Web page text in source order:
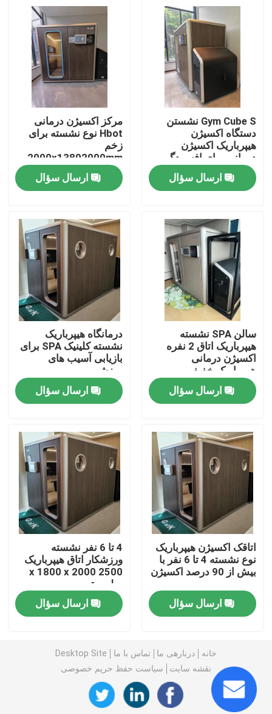
صفحه اصلی
محصولات
فیلم های
تور کارخانه
کنترل کیفیت
درخواست نقل قول
اتاقک هایپرباریک HBOT
اسپای اتاق هیپرباریک
اتاق هیپرباریک پیری معکوس
1.3 ATA Hyperbaric
محفظه هایپرباریک سخت پوسته
محفظه هیپرباریک نشسته
ریکاوری ورزشی اتاق هیپرباریک
اتاقک اکسیژن هیپرباریک تک محل
اتاقک هایپرباریک چند مکان
Gym Cube S نشستن
دستگاه اکسیژن
هیپرباریک اکسیژن
درمانی برای افسردگی
ارسال سؤال
مرکز اکسیژن درمانی
Hbot نوع نشسته برای
زخم
2000x13802000mm
ارسال سؤال
سالن SPA نشسته
هیپرباریک اتاق 2 نفره
اکسیژن درمانی
هیپرباریک خفیف
ارسال سؤال
درمانگاه هیپرباریک
نشسته کلینیک SPA برای
بازیابی آسیب های
ورزشی
ارسال سؤال
اتاقک اکسیژن هیپرباریک
نوع نشسته 4 تا 6 نفر با
بیش از 90 درصد اکسیژن
ارسال سؤال
4 تا 6 نفر نشسته
ورزشکار اتاق هیپرباریک
2500 x 1800 x 2000
میلی متر
ارسال سؤال
خانه دربارهی ما تماس با ما
Desktop Site
نقشه سایت
سیاست حفظ حریم خصوصی